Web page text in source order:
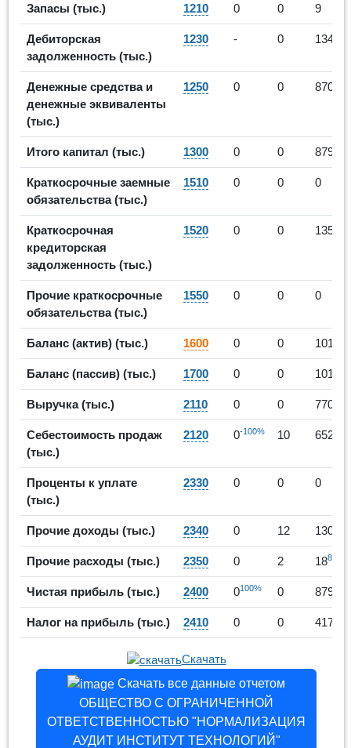
Запасы (тыс.) 1210 0 0 9
Дебиторская
задолженность (тыс.)
1230 - 0 134
Денежные средства и
денежные эквиваленты
(тыс.)
1250 0 0 870
Итого капитал (тыс.) 1300 0 0 879
Краткосрочные заемные
обязательства (тыс.)
1510 0 0 0
Краткосрочная
кредиторская
задолженность (тыс.)
1520 0 0 135
Прочие краткосрочные
обязательства (тыс.)
1550 0 0 0
Баланс (актив) (тыс.) 1600 0 0 1014
Баланс (пассив) (тыс.) 1700 0 0 1014
Выручка (тыс.) 2110 0 0 7709
Себестоимость продаж
(тыс.)
2120 0-100% 10 6525
Проценты к уплате
(тыс.)
2330 0 0 0
Прочие доходы (тыс.) 2340 0 12 130
Прочие расходы (тыс.) 2350 0 2 18800%
Чистая прибыль (тыс.) 2400 0100% 0 879
Налог на прибыль (тыс.) 2410 0 0 417
Скачать
Скачать все данные отчетом
ОБЩЕСТВО С ОГРАНИЧЕННОЙ
ОТВЕТСТВЕННОСТЬЮ "НОРМАЛИЗАЦИЯ
АУДИТ ИНСТИТУТ ТЕХНОЛОГИЙ"